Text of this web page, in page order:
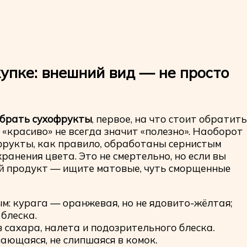
внешний вид — не просто
сухофрукты, первое, на что стоит обратить
не всегда значит «полезно». Наоборот
как правило, обработаны сернистым
цвета. Это не смертельно, но если вы
продукт — ищите матовые, чуть сморщенные
курага — оранжевая, но не ядовито-жёлтая;
налета и подозрительного блеска.
не слипшаяся в комок.